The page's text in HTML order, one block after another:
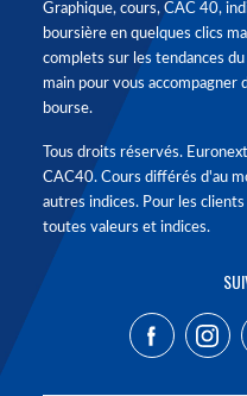
Graphique, cours, CAC 40,
boursière en quelques clics
complets sur les tendances
main pour vous accompagner
bourse.
Tous droits réservés.
CAC40. Cours différés d'au
autres indices. Pour les
toutes valeurs et indices.